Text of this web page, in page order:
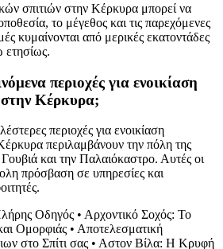
σπιτιών στην Κέρκυρα μπορεί να
το μέγεθος και τις παρεχόμενες
κυμαίνονται από μερικές εκατοντάδες
ετησίως.
περιοχές για ενοικίαση
στην Κέρκυρα;
περιοχές για ενοικίαση
περιλαμβάνουν την πόλη της
και την Παλαιόκαστρο. Αυτές οι
πρόσβαση σε υπηρεσίες και
Οδηγός • Αρχοντικό Σοχός: Το
Ομορφιάς • Αποτελεσματική
στο Σπίτι σας • Αστον Βίλα: Η Κρυφή